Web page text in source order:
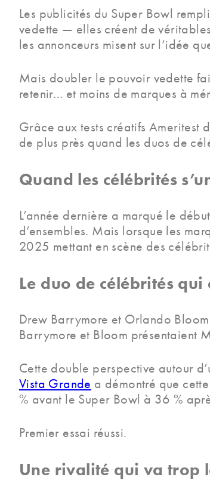
Les publicités du Super Bowl
vedette — elles créent de
les annonceurs misent sur l’idée
Mais doubler le pouvoir vedette
retenir… et moins de marques à
Grâce aux tests créatifs Ameritest
de plus près quand les duos de
Quand les célébrités
L’année dernière a marqué le
d’ensembles. Mais lorsque les
2025 mettant en scène des
Le duo de célébrités
Drew Barrymore et Orlando
Barrymore et Bloom présentaient
Cette double perspective autour
Vista Grande a démontré que
% avant le Super Bowl à 36 %
Premier essai réussi.
Une rivalité qui va trop